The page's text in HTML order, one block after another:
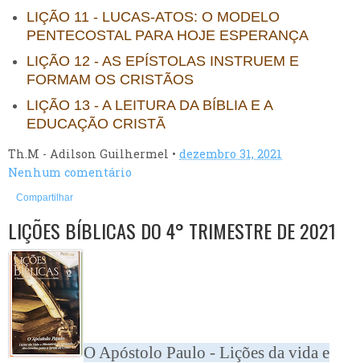
LIÇÃO 11 - LUCAS-ATOS: O MODELO
PENTECOSTAL PARA HOJE ESPERANÇA
LIÇÃO 12 - AS EPÍSTOLAS INSTRUEM E
FORMAM OS CRISTÃOS
LIÇÃO 13 - A LEITURA DA BÍBLIA E A
EDUCAÇÃO CRISTÃ
Th.M - Adilson Guilhermel • dezembro 31, 2021
Nenhum comentário
Compartilhar
LIÇÕES BÍBLICAS DO 4° TRIMESTRE DE 2021
O Apóstolo Paulo - Lições da vida e